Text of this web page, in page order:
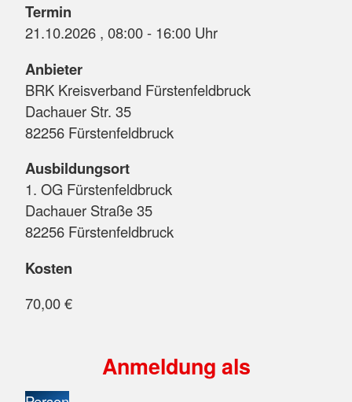
Termin
21.10.2026 , 08:00 - 16:00 Uhr
Anbieter
BRK Kreisverband Fürstenfeldbruck
Dachauer Str. 35
82256 Fürstenfeldbruck
Ausbildungsort
1. OG Fürstenfeldbruck
Dachauer Straße 35
82256 Fürstenfeldbruck
Kosten
70,00 €
Anmeldung als